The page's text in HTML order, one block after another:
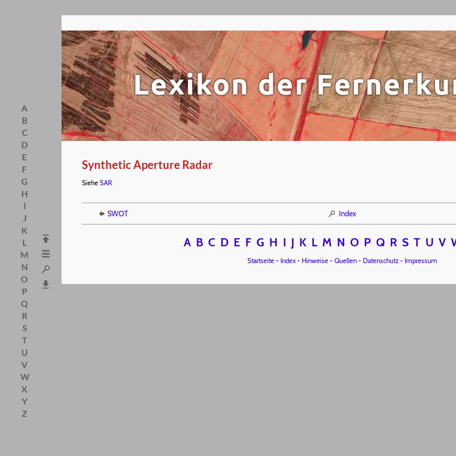
A
B
C
D
E
F
G
H
I
J
K
L
M
N
O
P
Q
R
S
T
U
V
W
X
Y
Z
Synthetic Aperture Radar
SieheSAR
SWOT Index
A B C D E F G H I J K L M N O P Q R S T U V
Startseite- Index- Hinweise- Quellen- Datenschutz- Impressum